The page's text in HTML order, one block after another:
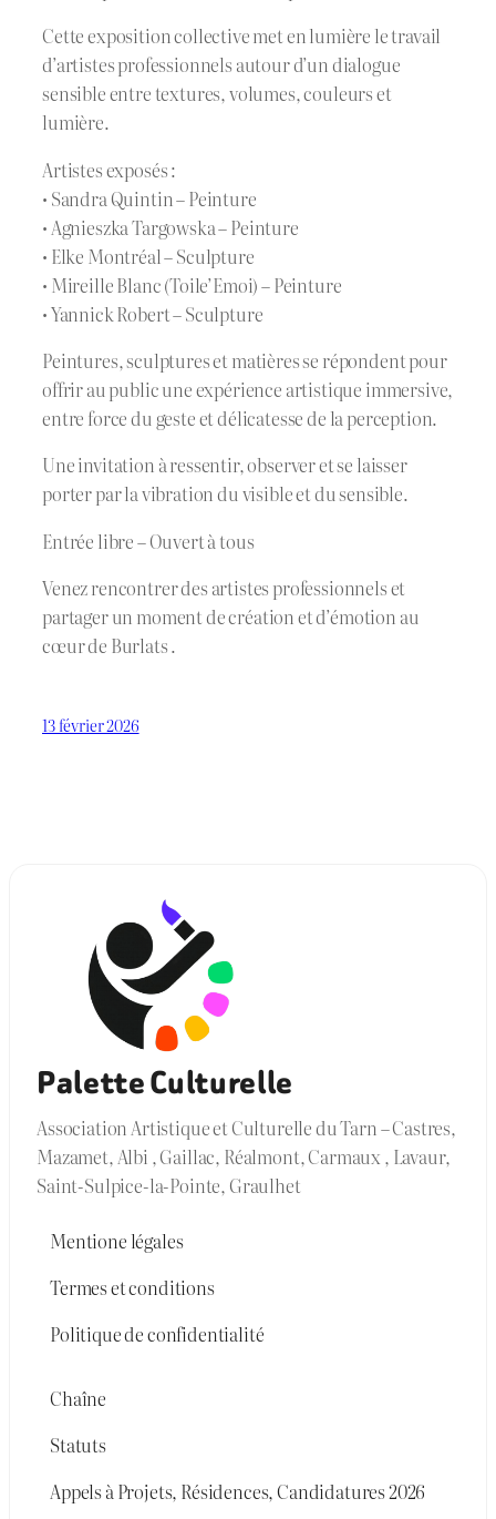
Cette exposition collective met en lumière le travail
d’artistes professionnels autour d’un dialogue
sensible entre textures, volumes, couleurs et
lumière.
Artistes exposés :
• Sandra Quintin – Peinture
• Agnieszka Targowska – Peinture
• Elke Montréal – Sculpture
• Mireille Blanc (Toile’Emoi) – Peinture
• Yannick Robert – Sculpture
Peintures, sculptures et matières se répondent pour
offrir au public une expérience artistique immersive,
entre force du geste et délicatesse de la perception.
Une invitation à ressentir, observer et se laisser
porter par la vibration du visible et du sensible.
Entrée libre – Ouvert à tous
Venez rencontrer des artistes professionnels et
partager un moment de création et d’émotion au
cœur de Burlats .
13 février 2026
Palette Culturelle
Association Artistique et Culturelle du Tarn – Castres,
Mazamet, Albi , Gaillac, Réalmont, Carmaux , Lavaur,
Saint-Sulpice-la-Pointe, Graulhet
Mentione légales
Termes et conditions
Politique de confidentialité
Chaîne
Statuts
Appels à Projets, Résidences, Candidatures 2026